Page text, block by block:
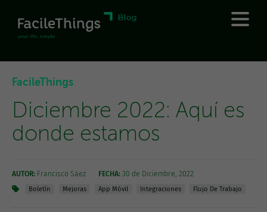
FacileThings
Diciembre 2022: Aquí es
donde estamos
AUTOR: Francisco Sáez FECHA: 30 de Diciembre, 2022
Boletín Mejoras App Móvil Integraciones Flujo De Trabajo